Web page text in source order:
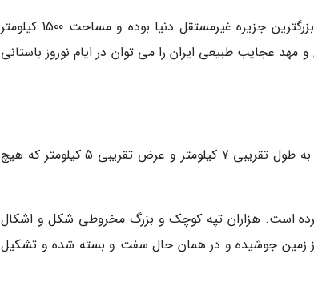
قشم را سرزمین انرژی، تجارت و سیاحت می نامند. این مکان بزرگترین جزیره غیرمستقل دنیا بوده و مساحت 1500 کیلومتر
و مهد عجایب طبیعی ایران را می توان در ایام نوروز باستانی
منطقه ای موسوم به کاسه سلخ در ساحل جنوبی، برهوتی است به طول تقریبی 7 کیلومتر و عرض تقریبی 5 کیلومتر که هیچ
است. هزاران تپه کوچک و بزرگ مخروطی شکل و اشکال
زمین جوشیده و در همان حال سفت و بسته شده و تشکیل